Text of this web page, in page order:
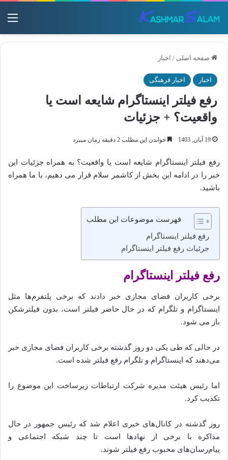
صفحه اصلی / اخبار
اخبار اخبار فرهنگی
رفع فیلتر اینستاگرام شایعه است یا
واقعیت؟ + جزئیات
19 آبان, 1403 خواندن این مطلب 2 دقیقه زمان میبرد
رفع فیلتر اینستاگرام شایعه است یا واقعیت؟ به همراه جزئیات این
خبر را در ادامه این بخش از کاشمر سلام قرار می دهیم، با ما همراه
باشید.
فهرست موضوعات این مطلب
رفع فیلتر اینستاگرام
جرئیات رفع فیلتر اینستاگرام
رفع فیلتر اینستاگرام
برخی کاربران فضای مجازی خبر دادند که برخی پلتفرم‌ها مثل
اینستاگرام و تلگرام که در حال حاضر فیلتر است، بدون فیلترشکن
باز می‌ شود.
در حالی که طی یکی دو روز گذشته برخی کاربران فضای مجازی خبر
می‌دهند که اینستاگرام و تلگرام رفع فیلتر شده است.
اما رئیس هیئت مدیره شرکت ارتباطات زیرساخت این موضوع را
تکذیب کرد.
روز گذشته در کانال‌های خبری اعلام شد که رئیس جمهور در حال
مذاکره با برخی از نهاد‌ها است تا چند شبکه اجتماعی و
پیام‌رسان‌های محبوب رفع فیلتر شوند.